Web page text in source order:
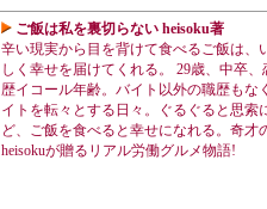
ご飯は私を裏切らない heisoku著
辛い現実から目を背けて食べるご飯は、
しく幸せを届けてくれる。 29歳、中卒、
歴イコール年齢。バイト以外の職歴もな
イトを転々とする日々。ぐるぐると思索
ど、ご飯を食べると幸せになれる。奇才
heisokuが贈るリアル労働グルメ物語!